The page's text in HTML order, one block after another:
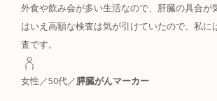
外食や飲み会が多い生活なので、肝臓の具合が
はいえ高額な検査は気が引けていたので、私に
査です。
女性／50代／膵臓がんマーカー